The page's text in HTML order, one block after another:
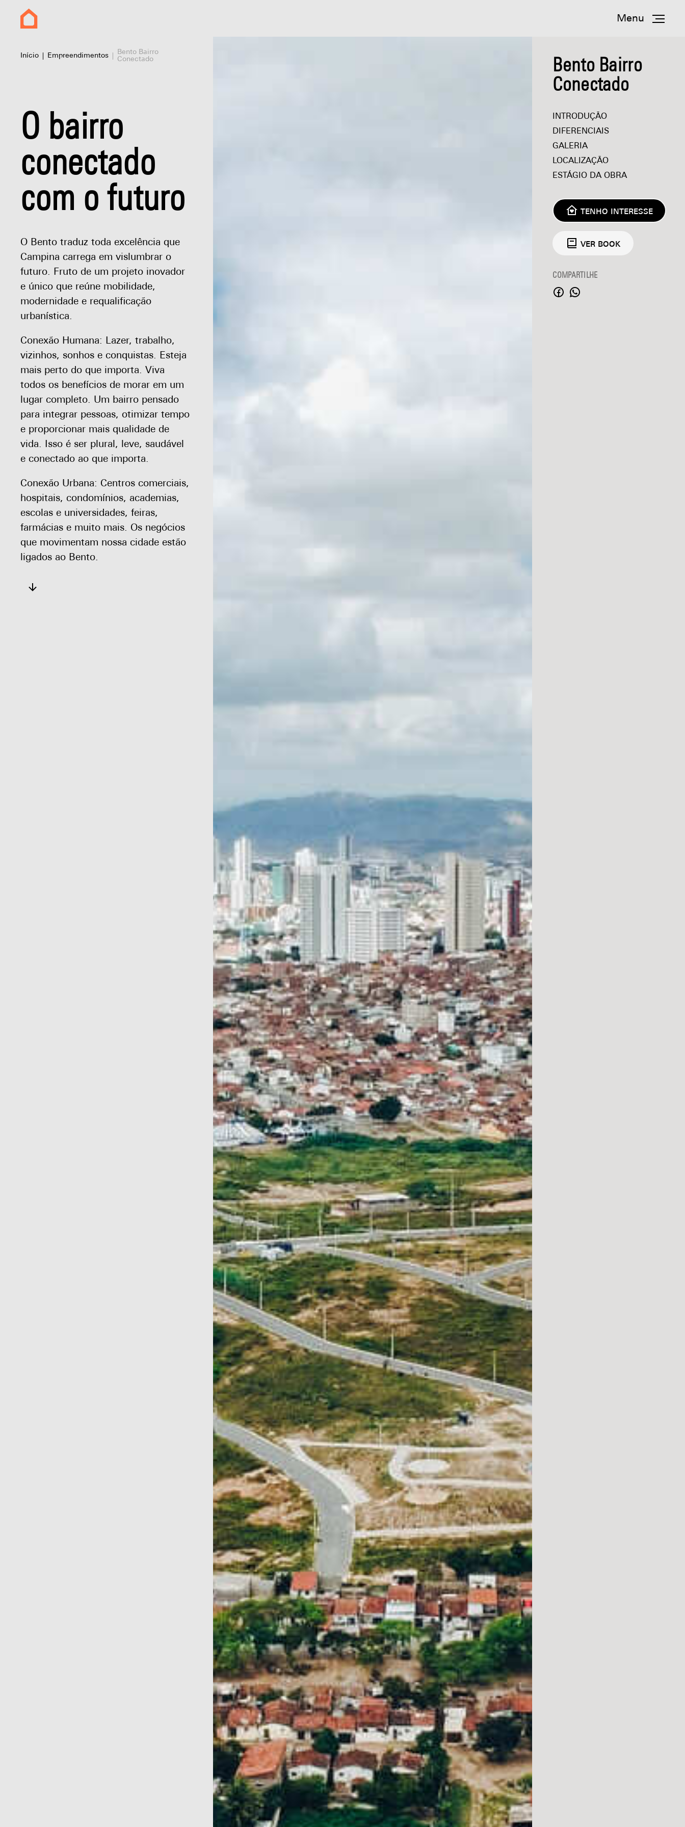
Menu
Início Empreendimentos
Bento Bairro
Conectado
O bairro
conectado
com o futuro
O Bento traduz toda excelência que
Campina carrega em vislumbrar o
futuro. Fruto de um projeto inovador
e único que reúne mobilidade,
modernidade e requalificação
urbanística.
Conexão Humana: Lazer, trabalho,
vizinhos, sonhos e conquistas. Esteja
mais perto do que importa. Viva
todos os benefícios de morar em um
lugar completo. Um bairro pensado
para integrar pessoas, otimizar tempo
e proporcionar mais qualidade de
vida. Isso é ser plural, leve, saudável
e conectado ao que importa.
Conexão Urbana: Centros comerciais,
hospitais, condomínios, academias,
escolas e universidades, feiras,
farmácias e muito mais. Os negócios
que movimentam nossa cidade estão
ligados ao Bento.
Bento Bairro
Conectado
INTRODUÇÃO
DIFERENCIAIS
GALERIA
LOCALIZAÇÃO
ESTÁGIO DA OBRA
TENHO INTERESSE
VER BOOK
COMPARTILHE